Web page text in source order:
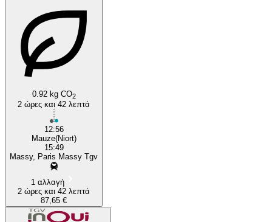
0.92 kg CO2
2 ώρες και 42 λεπτά
12:56
Mauze(Niort)
15:49
Massy, Paris Massy Tgv
1 αλλαγή
2 ώρες και 42 λεπτά
87,65 €